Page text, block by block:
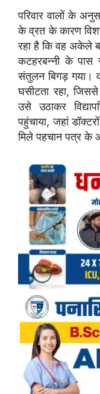
परिवार वालों के
के व्रत के कारण
रहा है कि वह अकेले
कटहरबन्नी के
संतुलन बिगड़ गया।
घसीटता रहा,
उसे उठाकर
पहुंचाया, जहां
मिले पहचान पत्र के